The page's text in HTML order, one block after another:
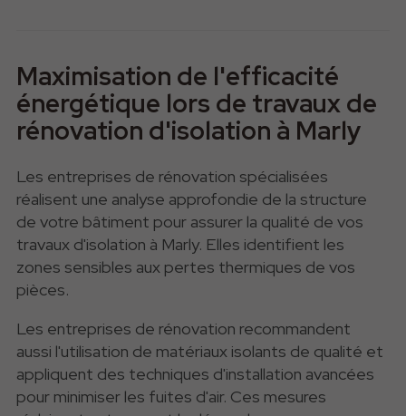
Maximisation de l'efficacité
énergétique lors de travaux de
rénovation d'isolation à Marly
Les entreprises de rénovation spécialisées
réalisent une analyse approfondie de la structure
de votre bâtiment pour assurer la qualité de vos
travaux d'isolation à Marly. Elles identifient les
zones sensibles aux pertes thermiques de vos
pièces.
Les entreprises de rénovation recommandent
aussi l'utilisation de matériaux isolants de qualité et
appliquent des techniques d'installation avancées
pour minimiser les fuites d'air. Ces mesures